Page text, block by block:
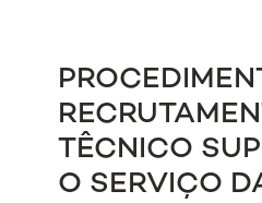
TÊCNICO
O SERVIÇO